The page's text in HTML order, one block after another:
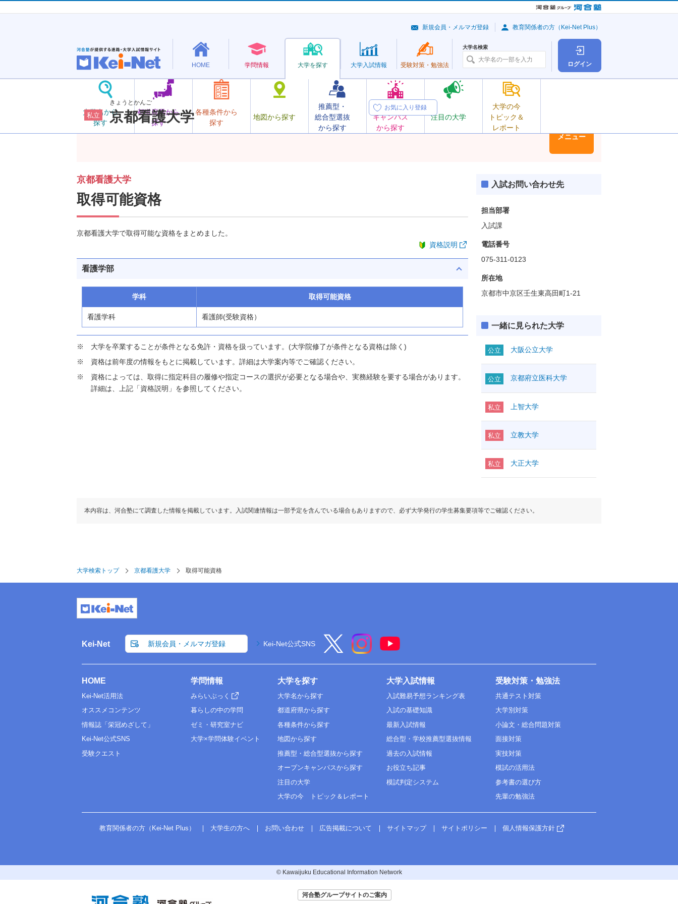
ログイン
HOME 学問情報 大学を探す
大学名から
探す
都道府県から
探す
各種条件から
探す
地図から探す
推薦型・
総合型選抜
から探す
オープン
キャンパス
から探す
注目の大学
大学の今
トピック＆
レポート
大学入試情報 受験対策・ 勉強法
大学名検索
新規会員・メルマガ登録 教育関係者の方（Kei-Net Plus）
私立
きょうとかんご
京都看護大学
お気に入り登録
メニュー
京都看護大学
取得可能資格
京都看護大学で取得可能な資格をまとめました。
資格説明
看護学部
学科 取得可能資格
看護学科 看護師(受験資格）
大学を卒業することが条件となる免許・資格を扱っています。(大学院修了が条件となる資格は除く)
資格は前年度の情報をもとに掲載しています。詳細は大学案内等でご確認ください。
資格によっては、取得に指定科目の履修や指定コースの選択が必要となる場合や、実務経験を要する場合があります。
詳細は、上記「資格説明」を参照してください。
入試お問い合わせ先
担当部署
入試課
電話番号
075-311-0123
所在地
京都市中京区壬生東高田町1-21
一緒に見られた大学
公立 大阪公立大学
公立 京都府立医科大学
私立 上智大学
私立 立教大学
私立 大正大学
本内容は、河合塾にて調査した情報を掲載しています。入試関連情報は一部予定を含んでいる場合もありますので、必ず大学発行の学生募集要項等でご確認ください。
大学検索トップ 京都看護大学 取得可能資格
Kei-Net 新規会員・メルマガ登録 Kei-Net公式SNS
HOME
Kei-Net活用法
オススメコンテンツ
情報誌「栄冠めざして」
Kei-Net公式SNS
受験クエスト
学問情報
みらいぶっく
暮らしの中の学問
ゼミ・研究室ナビ
大学×学問体験イベント
大学を探す
大学名から探す
都道府県から探す
各種条件から探す
地図から探す
推薦型・総合型選抜から探す
オープンキャンパスから探す
注目の大学
大学の今 トピック＆レポート
大学入試情報
入試難易予想ランキング表
入試の基礎知識
最新入試情報
総合型・学校推薦型選抜情報
過去の入試情報
お役立ち記事
模試判定システム
受験対策・勉強法
共通テスト対策
大学別対策
小論文・総合問題対策
面接対策
実技対策
模試の活用法
参考書の選び方
先輩の勉強法
教育関係者の方（Kei-Net Plus） 大学生の方へ お問い合わせ 広告掲載について サイトマップ サイトポリシー 個人情報保護方針
© Kawaijuku Educational Information Network
河合塾グループサイトのご案内